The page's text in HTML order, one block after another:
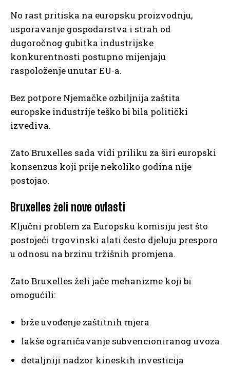
No rast pritiska na europsku proizvodnju,
usporavanje gospodarstva i strah od
dugoročnog gubitka industrijske
konkurentnosti postupno mijenjaju
raspoloženje unutar EU-a.
Bez potpore Njemačke ozbiljnija zaštita
europske industrije teško bi bila politički
izvediva.
Zato Bruxelles sada vidi priliku za širi europski
konsenzus koji prije nekoliko godina nije
postojao.
Bruxelles želi nove ovlasti
Ključni problem za Europsku komisiju jest što
postojeći trgovinski alati često djeluju presporo
u odnosu na brzinu tržišnih promjena.
Zato Bruxelles želi jače mehanizme koji bi
omogućili:
brže uvođenje zaštitnih mjera
lakše ograničavanje subvencioniranog uvoza
detaljniji nadzor kineskih investicija